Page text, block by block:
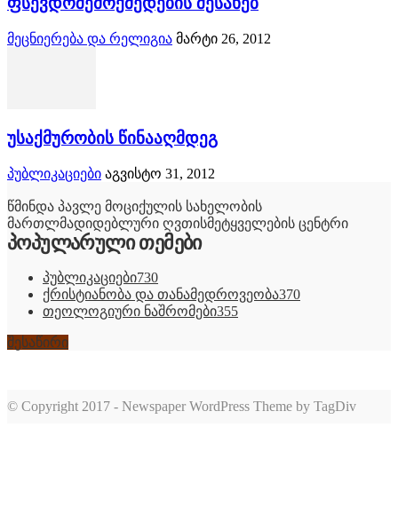
მეცნიერება და რელიგია მარტი 26, 2012
უსაქმურობის წინააღმდეგ
პუბლიკაციები აგვისტო 31, 2012
წმინდა პავლე მოციქულის სახელობის
მართლმადიდებლური ღვთისმეტყველების ცენტრი
პოპულარული თემები
პუბლიკაციები730
ქრისტიანობა და თანამედროვეობა370
თეოლოგიური ნაშრომები355
შესაწირი
© Copyright 2017 - Newspaper WordPress Theme by TagDiv